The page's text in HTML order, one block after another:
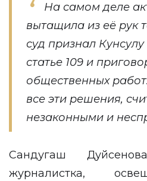
На самом деле
вытащила из её рук
суд признал
статье 109 и
общественных
все эти решения,
незаконными и
Сандугаш
журналистка,